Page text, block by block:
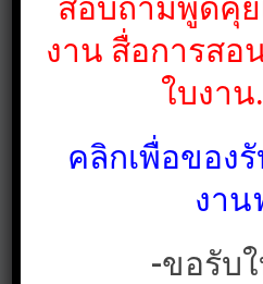
คู่มือครูวิชาคณิตศาสตร์ ป.1
ม.ค. 26, 2022
สอบถามพูดคุ
งาน สื่อการสอ
ใบงา
คลิกเพื่อของ
งาน
-ขอรับ